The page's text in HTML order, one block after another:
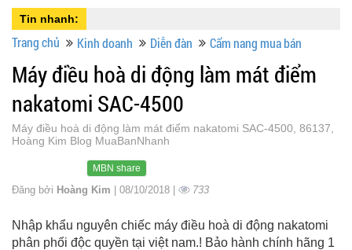
Tin nhanh:
Trang chủ Kinh doanh Diễn đàn Cẩm nang mua bán
Máy điều hoà di động làm mát điểm
nakatomi SAC-4500
Máy điều hoà di động làm mát điểm nakatomi SAC-4500, 86137,
Hoàng Kim Blog MuaBanNhanh
MBN share
Đăng bởi Hoàng Kim | 08/10/2018 | 733
Nhập khẩu nguyên chiếc máy điều hoà di động nakatomi
phân phối độc quyền tại việt nam.! Bảo hành chính hãng 1